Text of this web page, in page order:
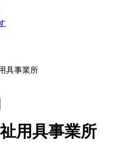
具事業所
用具事業所